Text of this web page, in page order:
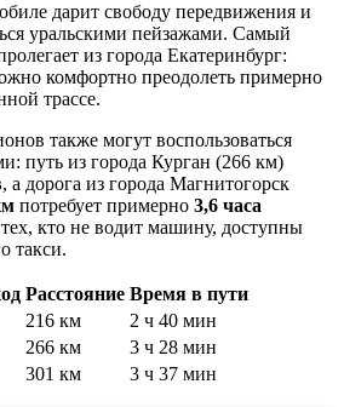
дарит свободу передвижения и
уральскими пейзажами. Самый
из города Екатеринбург:
комфортно преодолеть примерно
трассе.
также могут воспользоваться
путь из города Курган (266 км)
, а дорога из города Магнитогорск
потребует примерно 3,6 часа
кто не водит машину, доступны
такси.
Расстояние Время в пути
216 км
2 ч 40 мин
266 км
3 ч 28 мин
301 км 3 ч 37 мин